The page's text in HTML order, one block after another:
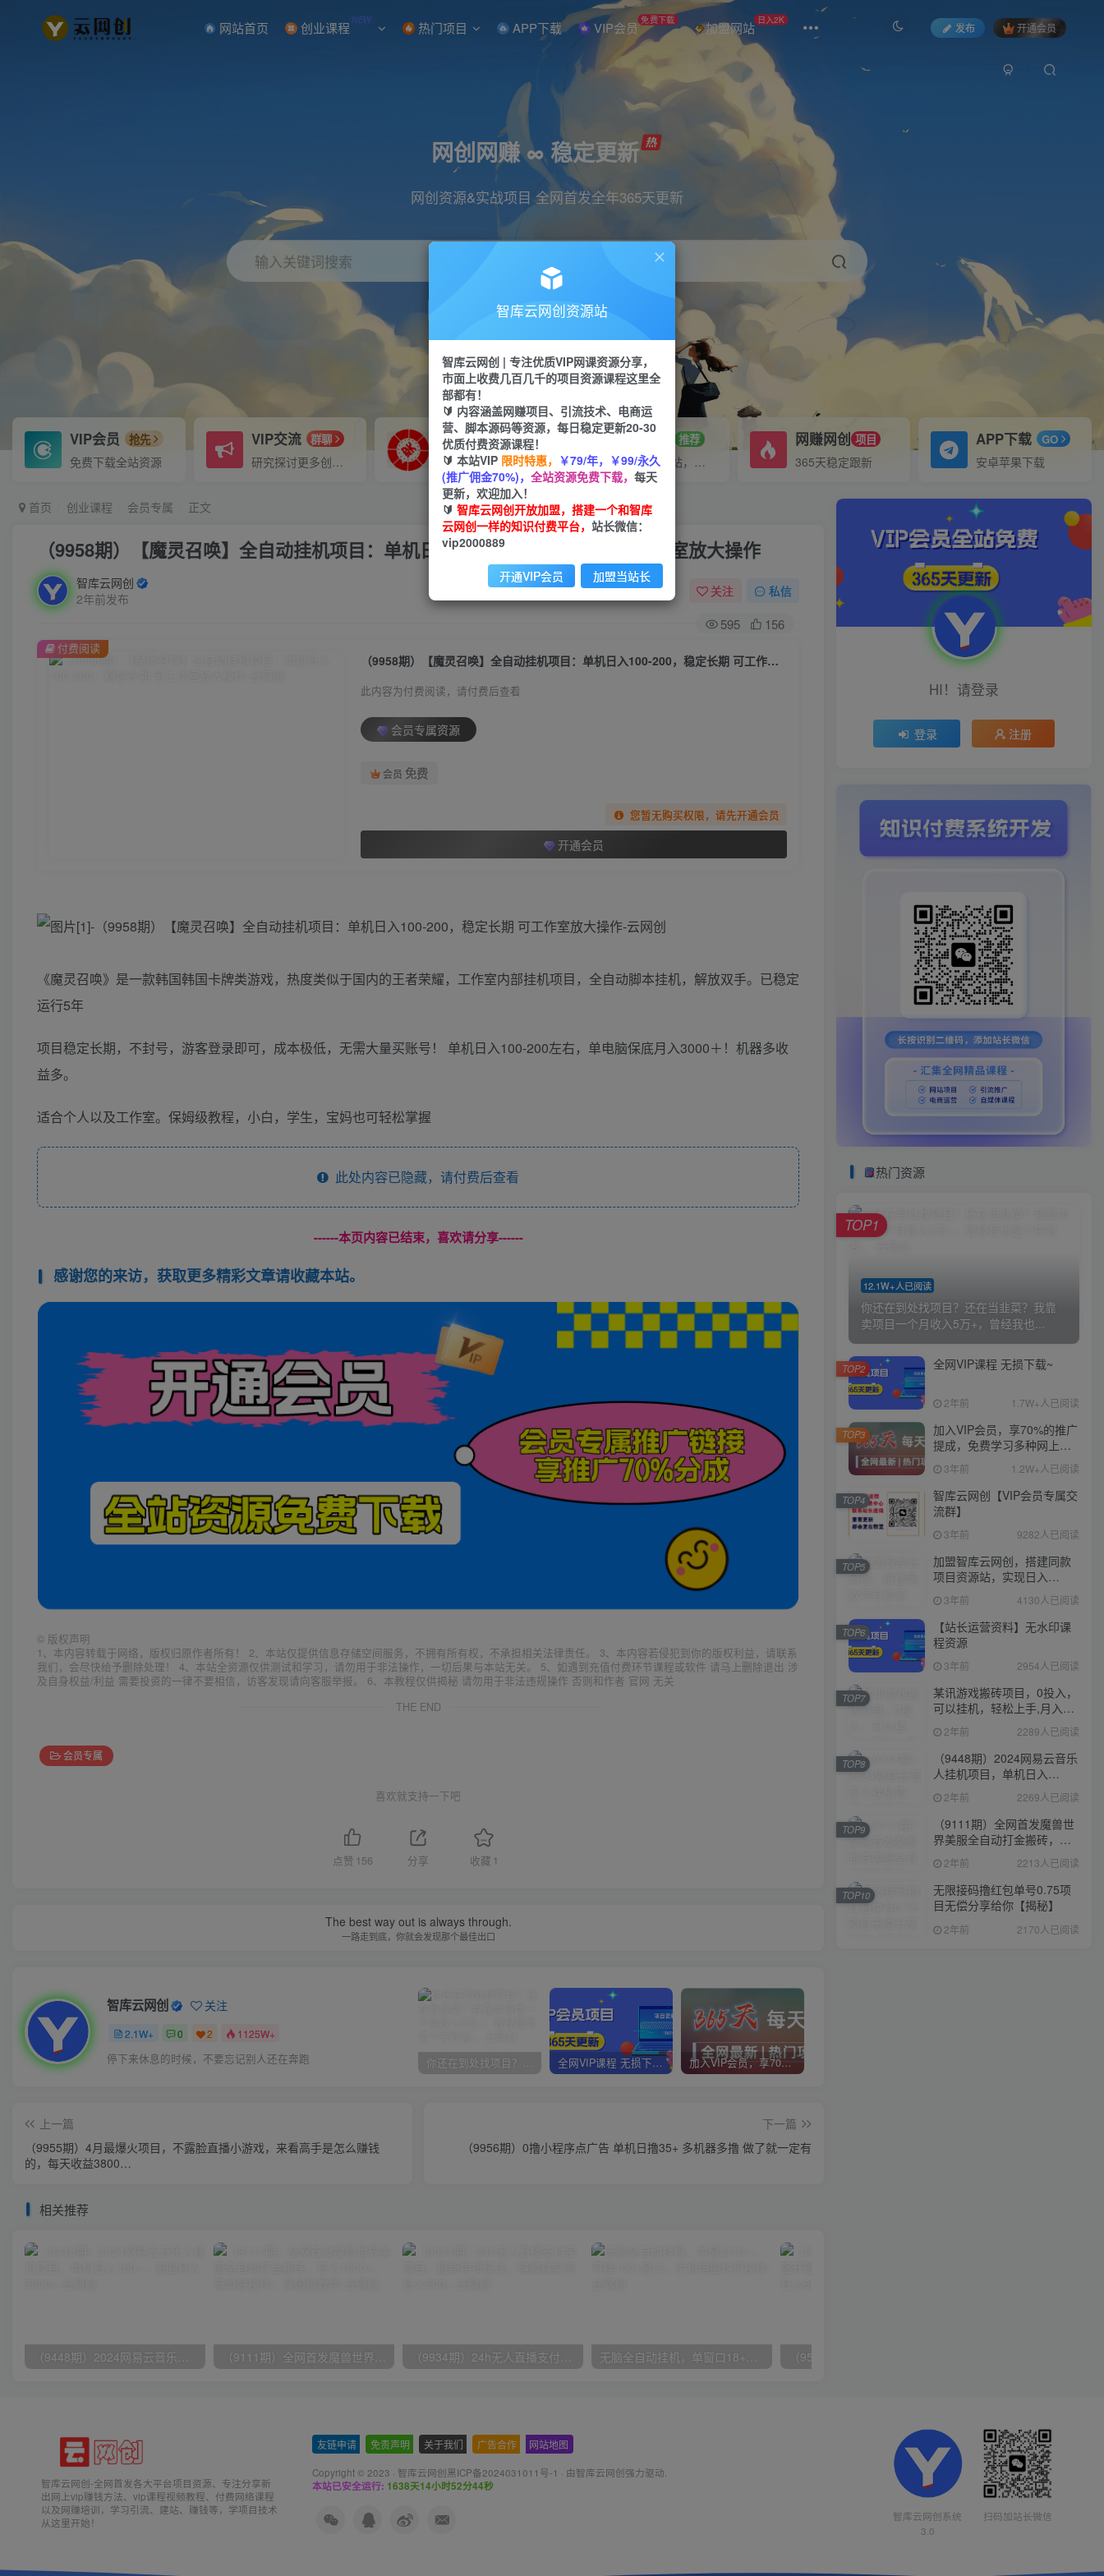
网站首页 创业课程 NEW 热门项目 APP下载 VIP会员 免费下载 加盟网站 日入2K
发布 开通会员
网创网赚 ∞ 稳定更新
网创资源&实战项目 全网首发全年365天更新
输入关键词搜索
直播 小红书 剪辑
VIP会员 抢先
免费下载全站资源
VIP交流 群聊
研究探讨更多创业项目路子。
VIP推广
70%分佣
会员专属推广链接
招募站长 推荐
搭建同款网站，自己当老板
网赚网创 项目
365天稳定跟新
APP下载 GO
安卓苹果下载
首页 创业课程 会员专属 正文
（9958期）【魔灵召唤】全自动挂机项目：单机日入100-200，稳定长期 可工作室放大操作
智库云网创
2年前发布
关注 私信
595 156
（9958期）【魔灵召唤】全自动挂机项目：单机日入100-200，稳定长期 可工作室放大操作
此内容为付费阅读，请付费后查看
会员专属资源
会员 免费
您暂无购买权限，请先开通会员
开通会员
付费阅读
《魔灵召唤》是一款韩国韩国卡牌类游戏，热度类似于国内的王者荣耀，工作室内部挂机项目，全自动脚本挂机，解放双手。已稳定
运行5年
项目稳定长期，不封号，游客登录即可，成本极低，无需大量买账号！ 单机日入100-200左右，单电脑保底月入3000＋！机器多收
益多。
适合个人以及工作室。保姆级教程，小白，学生，宝妈也可轻松掌握
此处内容已隐藏，请付费后查看
------本页内容已结束，喜欢请分享------
感谢您的来访，获取更多精彩文章请收藏本站。
© 版权声明
1、本内容转载于网络，版权归原作者所有！ 2、本站仅提供信息存储空间服务，不拥有所有权，不承担相关法律责任。 3、本内容若侵犯到你的版权利益，请联系
我们，会尽快给予删除处理！ 4、本站全资源仅供测试和学习，请勿用于非法操作，一切后果与本站无关。 5、如遇到充值付费环节课程或软件 请马上删除退出 涉
及自身权益/利益 需要投资的一律不要相信，访客发现请向客服举报。 6、本教程仅供揭秘 请勿用于非法违规操作 否则和作者 官网 无关
THE END
会员专属
喜欢就支持一下吧
点赞 156 分享 收藏 1
The best way out is always through.
一路走到底，你就会发现那个最佳出口
智库云网创 关注
2.1W+ 0 2 1125W+
停下来休息的时候，不要忘记别人还在奔跑 你还在到处找项目？还在当韭菜？我靠卖项目一个月收入5万+，曾经我也是个失败者。 全网VIP课程 无损下载~ 加入VIP会员，享70%的推广提成，免费学习多种网上创业课程，菜鸟秒变大神！
上一篇
（9955期）4月最爆火项目，不露脸直播小游戏，来看高手是怎么赚钱
的，每天收益3800…
下一篇
（9956期）0撸小程序点广告 单机日撸35+ 多机器多撸 做了就一定有
相关推荐
（9448期）2024网易云音乐人挂机项目，单机日入150+，无脑月入5000+ （9111期）全网首发魔兽世界美服全自动打金搬砖，日入1000+，简单好操作，保姆级教学 （9934期）24h无人直播支付宝项目，最新带货玩法，纯躺赚实测日入500+ 无脑全自动挂机，单窗口18+，可挂100+窗口，手机电脑均可操作
HI！请登录
登录 注册
热门资源
12.1W+人已阅读
你还在到处找项目？还在当韭菜？我靠
卖项目一个月收入5万+，曾经我也...
TOP1
全网VIP课程 无损下载~
2年前 1.7W+人已阅读
TOP2
加入VIP会员，享70%的推广
提成，免费学习多种网上创
业课程，菜鸟秒变大神！
3年前 1.2W+人已阅读
TOP3
智库云网创【VIP会员专属交
流群】
3年前 9282人已阅读
TOP4
加盟智库云网创，搭建同款
项目资源站，实现日入
2000+
3年前 4130人已阅读
TOP5
【站长运营资料】无水印课
程资源
3年前 2954人已阅读
TOP6
某讯游戏搬砖项目，0投入，
可以挂机，轻松上手,月入
3000+上不封顶
2年前 2289人已阅读
TOP7
（9448期）2024网易云音乐
人挂机项目，单机日入
150+，无脑月入5000+
2年前 2269人已阅读
TOP8
（9111期）全网首发魔兽世
界美服全自动打金搬砖，日
入1000+，简单好操作，保
姆级教学
2年前 2213人已阅读
TOP9
无限接码撸红包单号0.75项
目无偿分享给你【揭秘】
2年前 2170人已阅读
TOP10
智库云网创-全网首发各大平台项目资源、专注分享新
出网上vip赚钱方法、vip课程视频教程、付费网络课程
以及网赚培训，学习引流、建站、赚钱等，学项目技术
从这里开始！
友链申请 免责声明 关于我们 广告合作 网站地图
Copyright © 2023 · 智库云网创黑ICP备2024031011号-1 · 由智库云网创强力驱动.
本站已安全运行: 1638天14小时52分45秒
智库云网创系统
3.0
扫码加站长微信
智库云网创资源站
智库云网创 | 专注优质VIP网课资源分享，
市面上收费几百几千的项目资源课程这里全
部都有！
🔰 内容涵盖网赚项目、引流技术、电商运
营、脚本源码等资源，每日稳定更新20-30
优质付费资源课程！
🔰 本站VIP 限时特惠， ￥79/年，￥99/永久
(推广佣金70%)， 全站资源免费下载， 每天
更新，欢迎加入！
🔰 智库云网创开放加盟，搭建一个和智库
云网创一样的知识付费平台， 站长微信：
vip2000889
开通VIP会员 加盟当站长